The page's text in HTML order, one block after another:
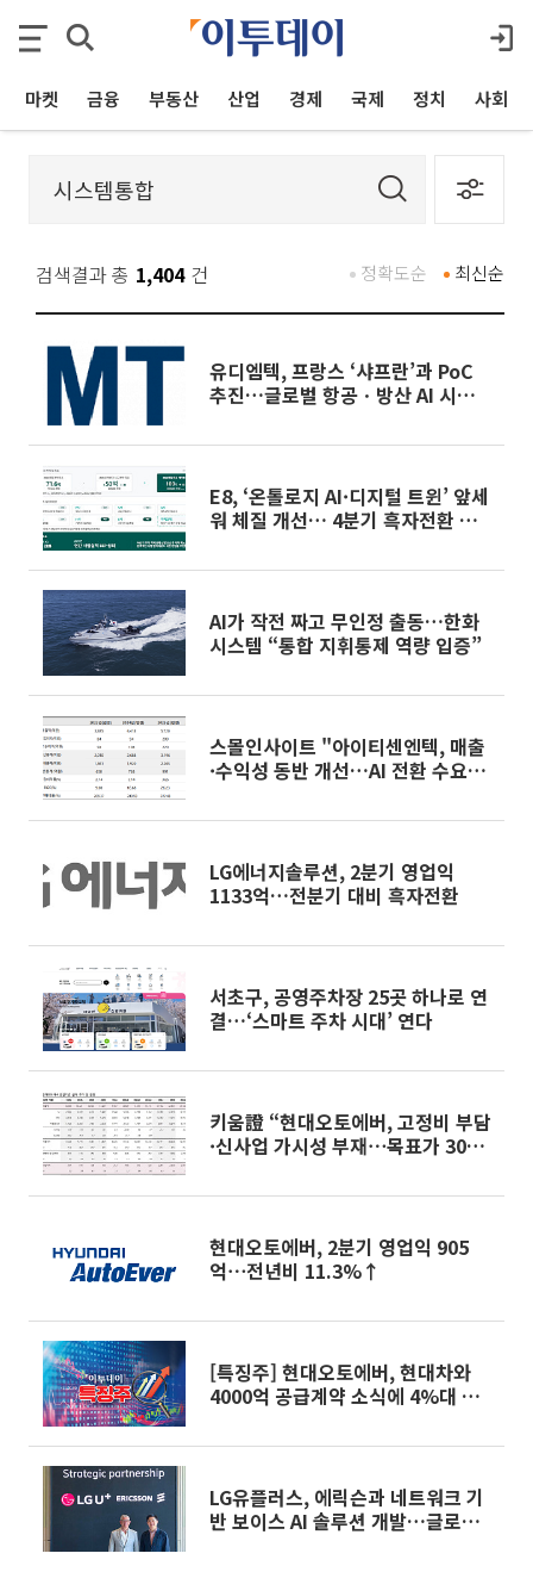
마켓 금융 부동산 산업 경제 국제 정치 사회
검색결과 총 1,404 건 최신순
정확도순
유디엠텍, 프랑스 ‘샤프란’과 PoC
추진…글로벌 항공ㆍ방산 AI 시장
E8, ‘온톨로지 AI·디지털 트윈’ 앞세
워 체질 개선… 4분기 흑자전환 총
AI가 작전 짜고 무인정 출동…한화
시스템 “통합 지휘통제 역량 입증”
스몰인사이트 "아이티센엔텍, 매출
·수익성 동반 개선…AI 전환 수요가
LG에너지솔루션, 2분기 영업익
1133억…전분기 대비 흑자전환
서초구, 공영주차장 25곳 하나로 연
결…‘스마트 주차 시대’ 연다
키움證 “현대오토에버, 고정비 부담
·신사업 가시성 부재⋯목표가 30만
현대오토에버, 2분기 영업익 905
억⋯전년비 11.3%↑
[특징주] 현대오토에버, 현대차와
4000억 공급계약 소식에 4%대 강
LG유플러스, 에릭슨과 네트워크 기
반 보이스 AI 솔루션 개발…글로벌